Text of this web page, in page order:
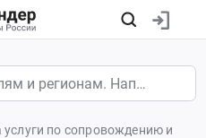
услуги по сопровождению и